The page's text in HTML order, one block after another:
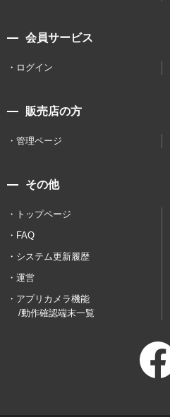
会員サービス
ログイン
販売店の方
管理ページ
その他
トップページ
FAQ
システム更新履歴
運営
アプリカメラ機能
/動作確認端末一覧